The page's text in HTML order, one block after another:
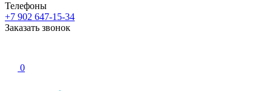
Телефоны
+7 902 647-15-34
Заказать звонок
0